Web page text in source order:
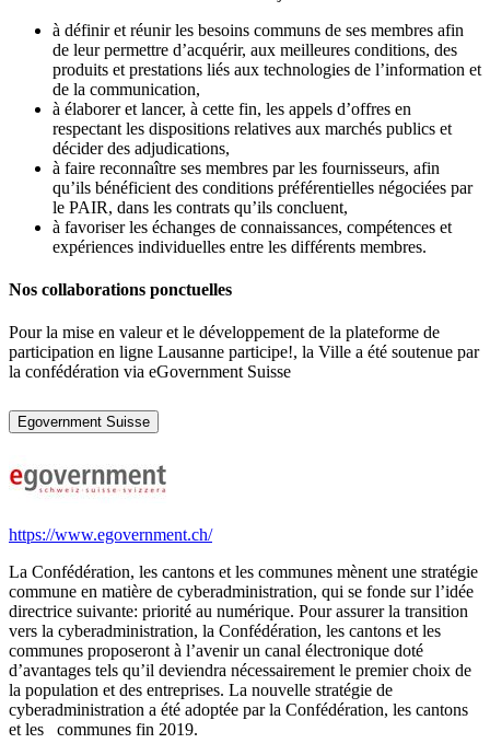
à définir et réunir les besoins communs de ses membres afin
de leur permettre d’acquérir, aux meilleures conditions, des
produits et prestations liés aux technologies de l’information et
de la communication,
à élaborer et lancer, à cette fin, les appels d’offres en
respectant les dispositions relatives aux marchés publics et
décider des adjudications,
à faire reconnaître ses membres par les fournisseurs, afin
qu’ils bénéficient des conditions préférentielles négociées par
le PAIR, dans les contrats qu’ils concluent,
à favoriser les échanges de connaissances, compétences et
expériences individuelles entre les différents membres.
Nos collaborations ponctuelles
Pour la mise en valeur et le développement de la plateforme de
participation en ligne Lausanne participe!, la Ville a été soutenue par
la confédération via eGovernment Suisse
Egovernment Suisse
https://www.egovernment.ch/
La Confédération, les cantons et les communes mènent une stratégie
commune en matière de cyberadministration, qui se fonde sur l’idée
directrice suivante: priorité au numérique. Pour assurer la transition
vers la cyberadministration, la Confédération, les cantons et les
communes proposeront à l’avenir un canal électronique doté
d’avantages tels qu’il deviendra nécessairement le premier choix de
la population et des entreprises. La nouvelle stratégie de
cyberadministration a été adoptée par la Confédération, les cantons
et les communes fin 2019.